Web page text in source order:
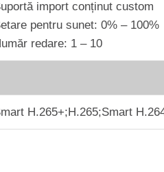
import conținut custom
pentru sunet: 0% – 100%
redare: 1 – 10
H.265+;H.265;Smart